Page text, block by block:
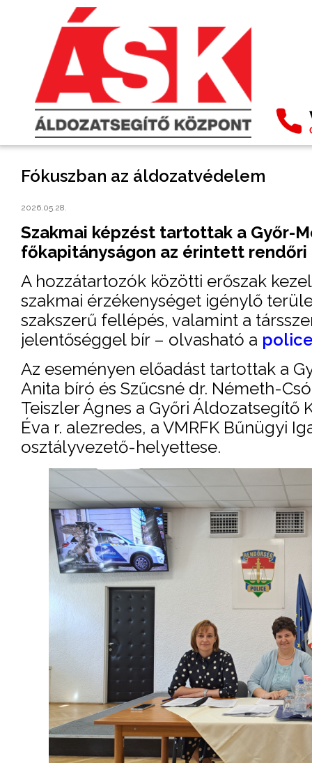
Fókuszban az áldozatvédelem
2026.05.28.
Szakmai képzést tartottak a Győr-
főkapitányságon az érintett rendőri
A hozzátartozók közötti erőszak
szakmai érzékenységet igénylő
szakszerű fellépés, valamint a
jelentőséggel bír – olvasható a
Az eseményen előadást tartottak a
Anita bíró és Szűcsné dr. Németh-
Teiszler Ágnes a Győri
Éva r. alezredes, a VMRFK Bűnügyi
osztályvezető-helyettese.